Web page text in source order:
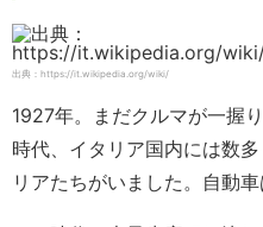
出典：https://it.wikipedia.org/wiki/
1927年。まだクルマが一握
時代、イタリア国内には数
リアたちがいました。自動